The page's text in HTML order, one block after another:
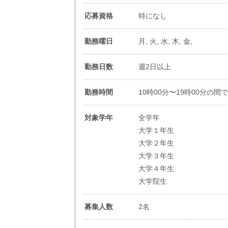
応募資格 特になし
勤務曜日 月, 火, 水, 木, 金,
勤務日数 週2日以上
勤務時間 10時00分〜19時00分の間
対象学年
全学年
大学１年生
大学２年生
大学３年生
大学４年生
大学院生
募集人数 2名